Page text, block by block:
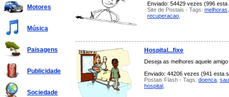
Motores
Música
Paisagens
Publicidade
Sociedade
Enviado: 54429 vezes (996
Site de Postais - Tags: melhoras
recuperacao
Hospital...fixe
Deseja as melhores aquele
Enviado: 44206 vezes (941 esta
Postais Flash - Tags: doenca
hospital